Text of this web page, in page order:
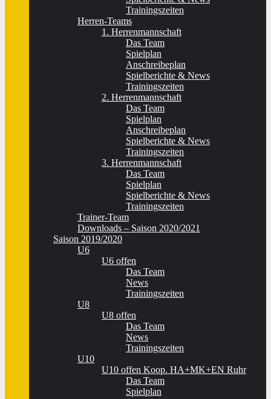
Trainingszeiten
Herren-Teams
1. Herrenmannschaft
Das Team
Spielplan
Anschreibeplan
Spielberichte & News
Trainingszeiten
2. Herrenmannschaft
Das Team
Spielplan
Anschreibeplan
Spielberichte & News
Trainingszeiten
3. Herrenmannschaft
Das Team
Spielplan
Spielberichte & News
Trainingszeiten
Trainer-Team
Downloads – Saison 2020/2021
Saison 2019/2020
U6
U6 offen
Das Team
News
Trainingszeiten
U8
U8 offen
Das Team
News
Trainingszeiten
U10
U10 offen Koop. HA+MK+EN Ruhr
Das Team
Spielplan